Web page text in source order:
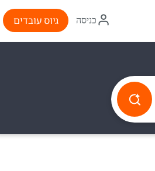
איקון
התחברות
כניסה גיוס עובדים